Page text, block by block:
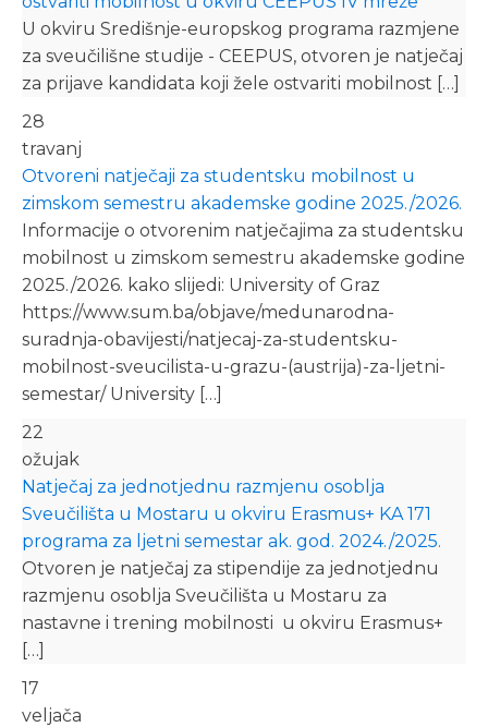
U okviru Središnje-europskog programa razmjene
za sveučilišne studije - CEEPUS, otvoren je natječaj
za prijave kandidata koji žele ostvariti mobilnost […]
28
travanj
Otvoreni natječaji za studentsku mobilnost u
zimskom semestru akademske godine 2025./2026.
Informacije o otvorenim natječajima za studentsku
mobilnost u zimskom semestru akademske godine
2025./2026. kako slijedi: University of Graz
https://www.sum.ba/objave/medunarodna-
suradnja-obavijesti/natjecaj-za-studentsku-
mobilnost-sveucilista-u-grazu-(austrija)-za-ljetni-
semestar/ University […]
22
ožujak
Natječaj za jednotjednu razmjenu osoblja
Sveučilišta u Mostaru u okviru Erasmus+ KA 171
programa za ljetni semestar ak. god. 2024./2025.
Otvoren je natječaj za stipendije za jednotjednu
razmjenu osoblja Sveučilišta u Mostaru za
nastavne i trening mobilnosti u okviru Erasmus+
[…]
17
veljača